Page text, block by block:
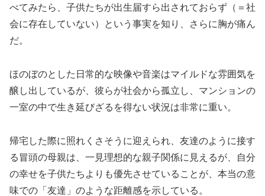
べてみたら、子供たちが出生届すら出されておらず（＝社
会に存在していない）という事実を知り、さらに胸が痛ん
だ。
ほのぼのとした日常的な映像や音楽はマイルドな雰囲気を
醸し出しているが、彼らが社会から孤立し、マンションの
一室の中で生き延びざるを得ない状況は非常に重い。
帰宅した際に照れくさそうに迎えられ、友達のように接す
る冒頭の母親は、一見理想的な親子関係に見えるが、自分
の幸せを子供たちよりも優先させていることが、本当の意
味での「友達」のような距離感を示している。